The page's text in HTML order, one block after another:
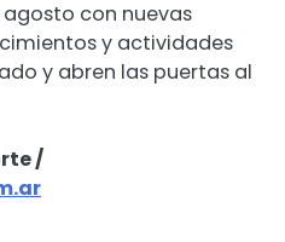
con nuevas
y actividades
y abren las puertas al
/